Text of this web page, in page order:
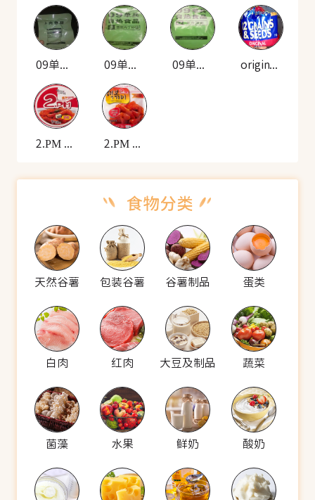
09单兵 自热米饭套餐(牛肉香肠) 09单兵 自热食品(雪菜肉丁炒饭) 09单兵 自热食品(羊肉拌面) original 12种谷物种子的面包
2.PM 韩式炒年糕(碗装) 2.PM 香辣年糕(袋装)
天然谷薯 包装谷薯 谷薯制品 蛋类
白肉 红肉 大豆及制品 蔬菜
菌藻 水果 鲜奶 酸奶